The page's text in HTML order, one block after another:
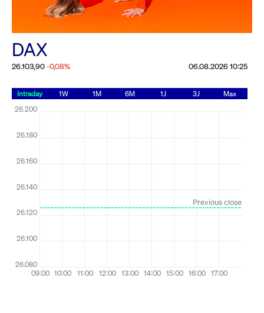
25. Juni 2026 an der Frankfurter
Wertpapierbörse
Alle Rundschreiben &
Mailings
DAX